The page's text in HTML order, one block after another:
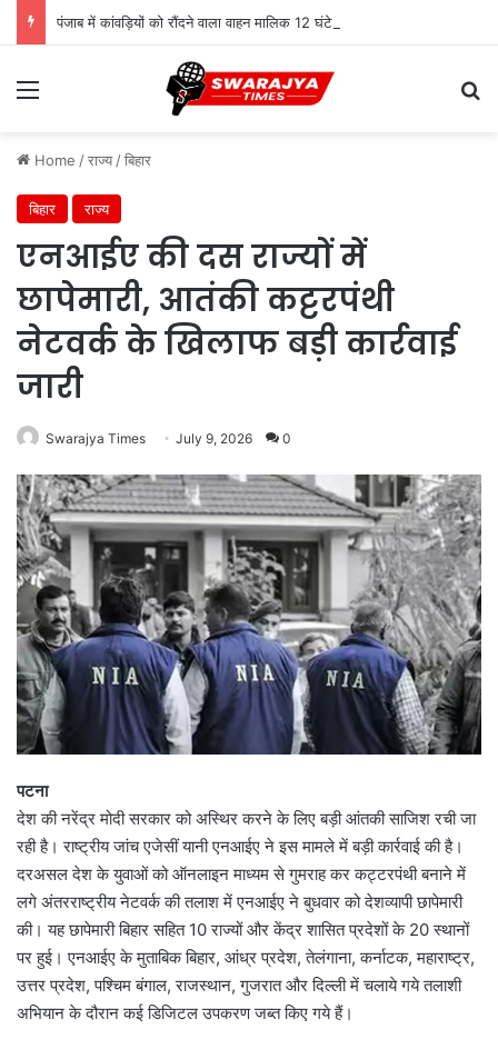
Menu
Home /राज्य /बिहार
बिहार राज्य
एनआईए की दस राज्यों में
छापेमारी, आतंकी कट्टरपंथी
नेटवर्क के खिलाफ बड़ी कार्रवाई
जारी
Swarajya Times July 9, 2026 0
पटना
देश की नरेंद्र मोदी सरकार को अस्थिर करने के लिए बड़ी आंतकी साजिश रची जा
रही है। राष्ट्रीय जांच एजेसीं यानी एनआईए ने इस मामले में बड़ी कार्रवाई की है।
दरअसल देश के युवाओं को ऑनलाइन माध्यम से गुमराह कर कट्टरपंथी बनाने में
लगे अंतरराष्ट्रीय नेटवर्क की तलाश में एनआईए ने बुधवार को देशव्यापी छापेमारी
की। यह छापेमारी बिहार सहित 10 राज्यों और केंद्र शासित प्रदेशों के 20 स्थानों
पर हुई। एनआईए के मुताबिक बिहार, आंध्र प्रदेश, तेलंगाना, कर्नाटक, महाराष्ट्र,
उत्तर प्रदेश, पश्चिम बंगाल, राजस्थान, गुजरात और दिल्ली में चलाये गये तलाशी
अभियान के दौरान कई डिजिटल उपकरण जब्त किए गये हैं।